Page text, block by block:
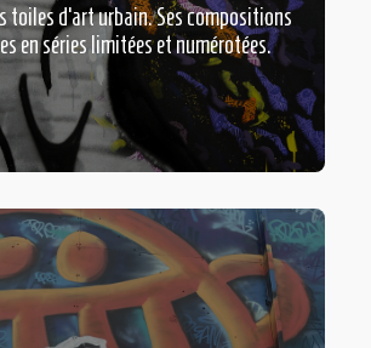
toiles d’art urbain. Ses compositions
en séries limitées et numérotées.